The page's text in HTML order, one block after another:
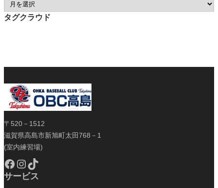
タグクラウド
〒520－1512
滋賀県高島市新旭町太田768－1
(室内練習場)
Facebook Instagram TikTok
サービス